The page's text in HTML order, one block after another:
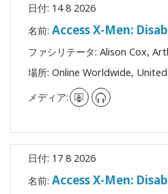
ク
ラ
フ
シ
テ
ー
タ
日付: 14 8 2026
名前: Access X-Men:
ファシリテータ: Alison Cox,
場所: Online Worldwide,
メディア:
日付: 17 8 2026
名前: Access X-Men: